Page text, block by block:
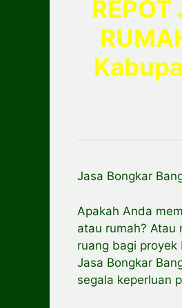
Jasa Bongkar
Apakah Anda
atau rumah?
ruang bagi
Jasa Bongkar
segala keperluan